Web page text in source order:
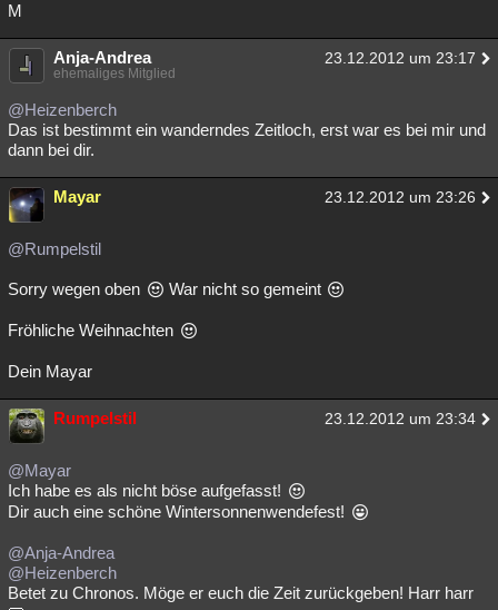
M
Anja-Andrea 23.12.2012 um 23:17
ehemaliges Mitglied
@Heizenberch
Das ist bestimmt ein wanderndes Zeitloch, erst war es bei mir und
dann bei dir.
Mayar 23.12.2012 um 23:26
@Rumpelstil
Sorry wegen oben War nicht so gemeint
Fröhliche Weihnachten
Dein Mayar
Rumpelstil 23.12.2012 um 23:34
@Mayar
Ich habe es als nicht böse aufgefasst!
Dir auch eine schöne Wintersonnenwendefest!
@Anja-Andrea
@Heizenberch
Betet zu Chronos. Möge er euch die Zeit zurückgeben! Harr harr